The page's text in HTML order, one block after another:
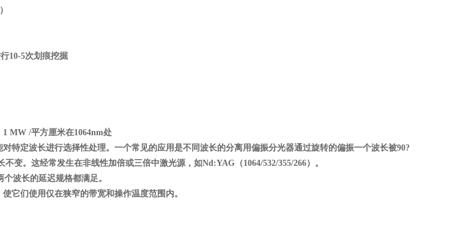
10-5次划痕挖掘
1 MW /平方厘米在1064nm处
特定波长进行选择性处理。一个常见的应用是不同波长的分离用偏振分光器通过旋转的偏振一个波长被90?
不变。这经常发生在非线性加倍或三倍中激光源，如Nd:YAG （1064/532/355/266）。
波长的延迟规格都满足。
它们使用仅在狭窄的带宽和操作温度范围内。